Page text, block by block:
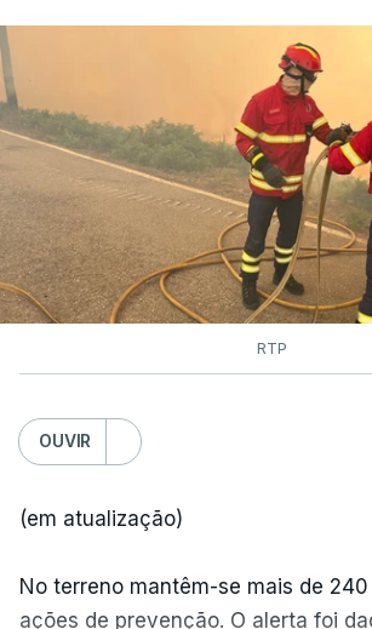
RTP
OUVIR
(em atualização)
No terreno mantêm-se mais de
ações de prevenção. O alerta foi